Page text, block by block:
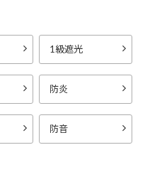
1級遮光
防炎
防音